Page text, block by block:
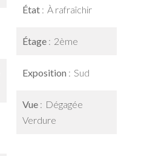
État À rafraîchir
Étage 2ème
Exposition Sud
Vue
Dégagée
Verdure